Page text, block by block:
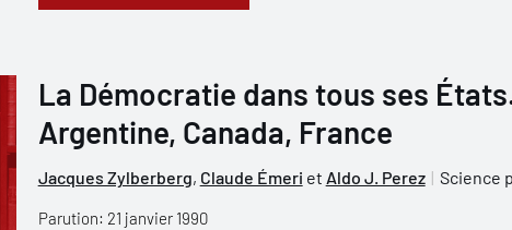
La Démocratie dans tous ses
Argentine, Canada, France
Jacques Zylberberg, Claude Émeri et Aldo J. Perez Science
Parution: 21 janvier 1990